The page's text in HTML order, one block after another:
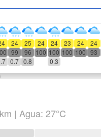
24 25 24 24 23 24 24
99 96 100 100 100 100 93
0.7 0.8 0.3
| Agua: 27°C